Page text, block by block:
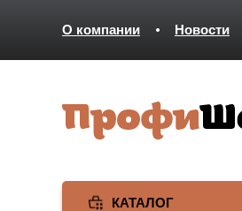
О компании Новости
КАТАЛОГ